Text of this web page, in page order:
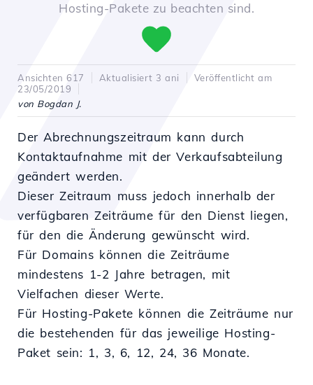
Hosting-Pakete zu beachten sind.
Ansichten 617 Aktualisiert 3 ani
Veröffentlicht am
23/05/2019
von Bogdan J.
Der Abrechnungszeitraum kann durch
Kontaktaufnahme mit der Verkaufsabteilung
geändert werden.
Dieser Zeitraum muss jedoch innerhalb der
verfügbaren Zeiträume für den Dienst liegen,
für den die Änderung gewünscht wird.
Für Domains können die Zeiträume
mindestens 1-2 Jahre betragen, mit
Vielfachen dieser Werte.
Für Hosting-Pakete können die Zeiträume nur
die bestehenden für das jeweilige Hosting-
Paket sein: 1, 3, 6, 12, 24, 36 Monate.